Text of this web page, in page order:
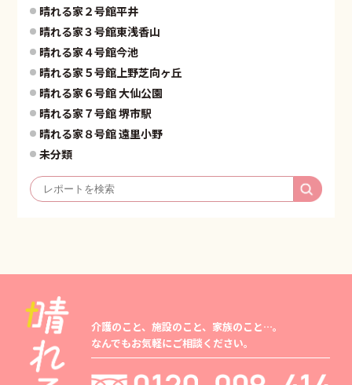
晴れる家２号館平井
晴れる家３号館東浅香山
晴れる家４号館今池
晴れる家５号館上野芝向ヶ丘
晴れる家６号館 大仙公園
晴れる家７号館 堺市駅
晴れる家８号館 遠里小野
未分類
介護のこと、施設のこと、家族のこと…。
なんでもお気軽にご相談ください。